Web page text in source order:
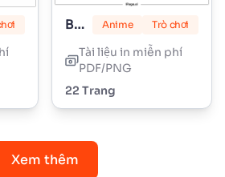
Bowser Anime Trò chơi
Tài liệu in miễn phí
PDF/PNG
22 Trang
Xem thêm